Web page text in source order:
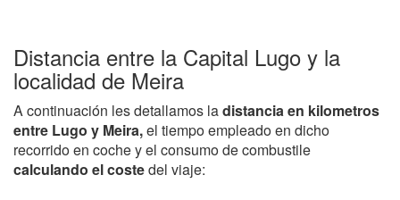
Distancia entre la Capital Lugo y la
localidad de Meira
A continuación les detallamos ladistancia en kilometros
entre Lugo y Meira,el tiempo empleado en dicho
recorrido en coche y el consumo de combustile
calculando el costedel viaje: